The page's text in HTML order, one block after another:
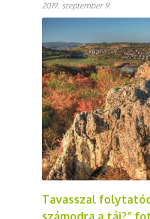
2019. szeptember 9.
Tavasszal
számodra a táj?”